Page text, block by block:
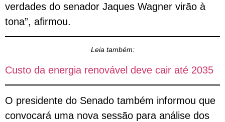
verdades do senador Jaques Wagner virão à
tona”, afirmou.
Leia também:
Custo da energia renovável deve cair até 2035
O presidente do Senado também informou que
convocará uma nova sessão para análise dos